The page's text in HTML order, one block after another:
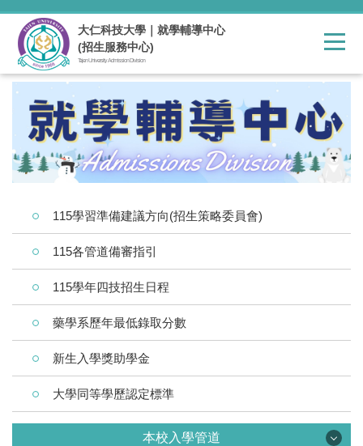
跳
主
要
內
容
大仁科技大學｜就學輔導中心
(招生服務中心)
Tajen University Admission Division
115學習準備建議方向(招生策略委員會)
115各管道備審指引
115學年四技招生日程
藥學系歷年最低錄取分數
新生入學獎助學金
大學同等學歷認定標準
本校入學管道